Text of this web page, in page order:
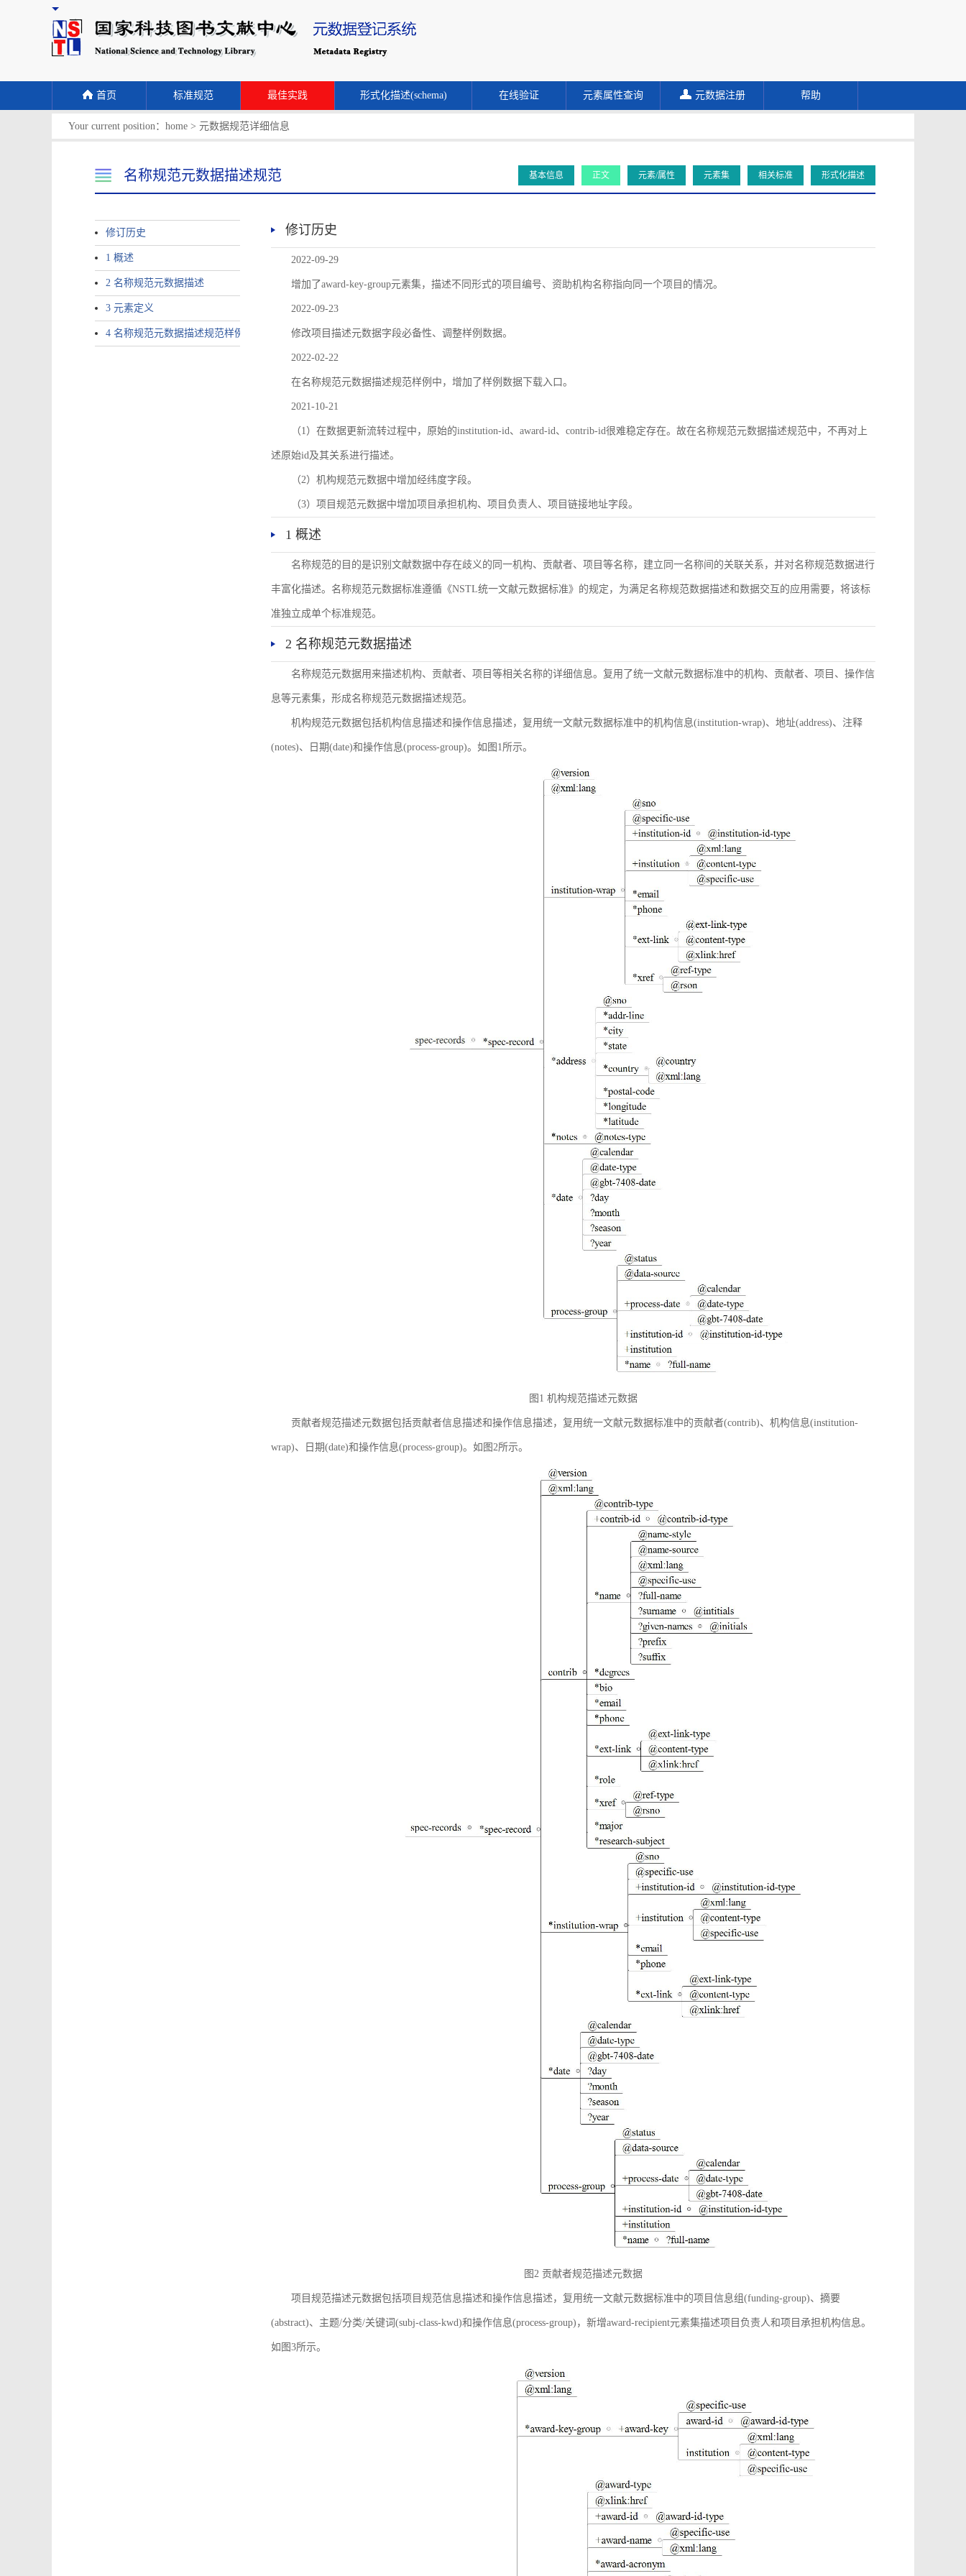
首页 标准规范 最佳实践 形式化描述(schema) 在线验证 元素属性查询 元数据注册 帮助
Your current position： home > 元数据规范详细信息
名称规范元数据描述规范 基本信息 正文 元素/属性 元素集 相关标准 形式化描述
修订历史
1 概述
2 名称规范元数据描述
3 元素定义
4 名称规范元数据描述规范样例
修订历史
2022-09-29
增加了award-key-group元素集，描述不同形式的项目编号、资助机构名称指向同一个项目的情况。
2022-09-23
修改项目描述元数据字段必备性、调整样例数据。
2022-02-22
在名称规范元数据描述规范样例中，增加了样例数据下载入口。
2021-10-21
（1）在数据更新流转过程中，原始的institution-id、award-id、contrib-id很难稳定存在。故在名称规范元数据描述规范中，不再对上
述原始id及其关系进行描述。
（2）机构规范元数据中增加经纬度字段。
（3）项目规范元数据中增加项目承担机构、项目负责人、项目链接地址字段。
1 概述
名称规范的目的是识别文献数据中存在歧义的同一机构、贡献者、项目等名称，建立同一名称间的关联关系，并对名称规范数据进行
丰富化描述。名称规范元数据标准遵循《NSTL统一文献元数据标准》的规定，为满足名称规范数据描述和数据交互的应用需要，将该标
准独立成单个标准规范。
2 名称规范元数据描述
名称规范元数据用来描述机构、贡献者、项目等相关名称的详细信息。复用了统一文献元数据标准中的机构、贡献者、项目、操作信
息等元素集，形成名称规范元数据描述规范。
机构规范元数据包括机构信息描述和操作信息描述，复用统一文献元数据标准中的机构信息(institution-wrap)、地址(address)、注释
(notes)、日期(date)和操作信息(process-group)。如图1所示。
图1 机构规范描述元数据
贡献者规范描述元数据包括贡献者信息描述和操作信息描述，复用统一文献元数据标准中的贡献者(contrib)、机构信息(institution-
wrap)、日期(date)和操作信息(process-group)。如图2所示。
图2 贡献者规范描述元数据
项目规范描述元数据包括项目规范信息描述和操作信息描述，复用统一文献元数据标准中的项目信息组(funding-group)、摘要
(abstract)、主题/分类/关键词(subj-class-kwd)和操作信息(process-group)，新增award-recipient元素集描述项目负责人和项目承担机构信息。
如图3所示。